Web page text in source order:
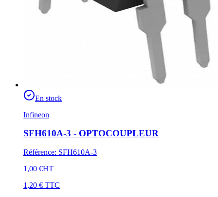
En stock
Infineon
SFH610A-3 - OPTOCOUPLEUR
Référence: SFH610A-3
1,00 €HT
1,20 € TTC